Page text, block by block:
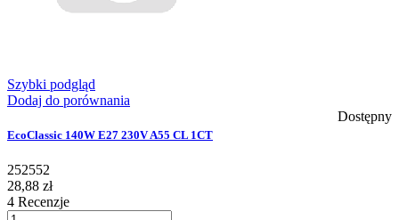
Szybki podgląd
Dodaj do porównania
Dostępny
EcoClassic 140W E27 230V A55 CL 1CT
252552
28,88 zł
4 Recenzje